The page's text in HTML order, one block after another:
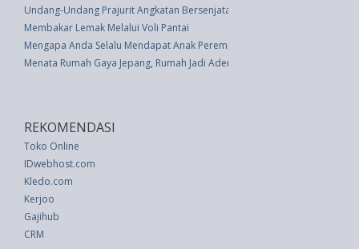
Undang-Undang Prajurit Angkatan Bersenjata Republik Indonesia (UU 2
Membakar Lemak Melalui Voli Pantai
Mengapa Anda Selalu Mendapat Anak Perempuan? Ini Alasannya
Menata Rumah Gaya Jepang, Rumah Jadi Adem
REKOMENDASI
Toko Online
IDwebhost.com
Kledo.com
Kerjoo
Gajihub
CRM